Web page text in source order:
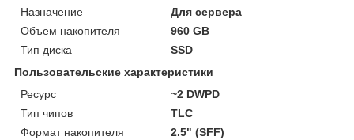
Назначение
Для сервера
Объем накопителя
960 GB
Тип диска
SSD
Пользовательские характеристики
Ресурс
~2 DWPD
Тип чипов
TLC
Формат накопителя
2.5" (SFF)